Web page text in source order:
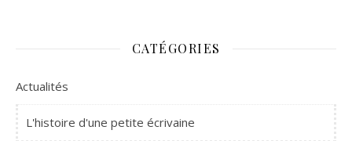
CATÉGORIES
Actualités
L'histoire d'une petite écrivaine